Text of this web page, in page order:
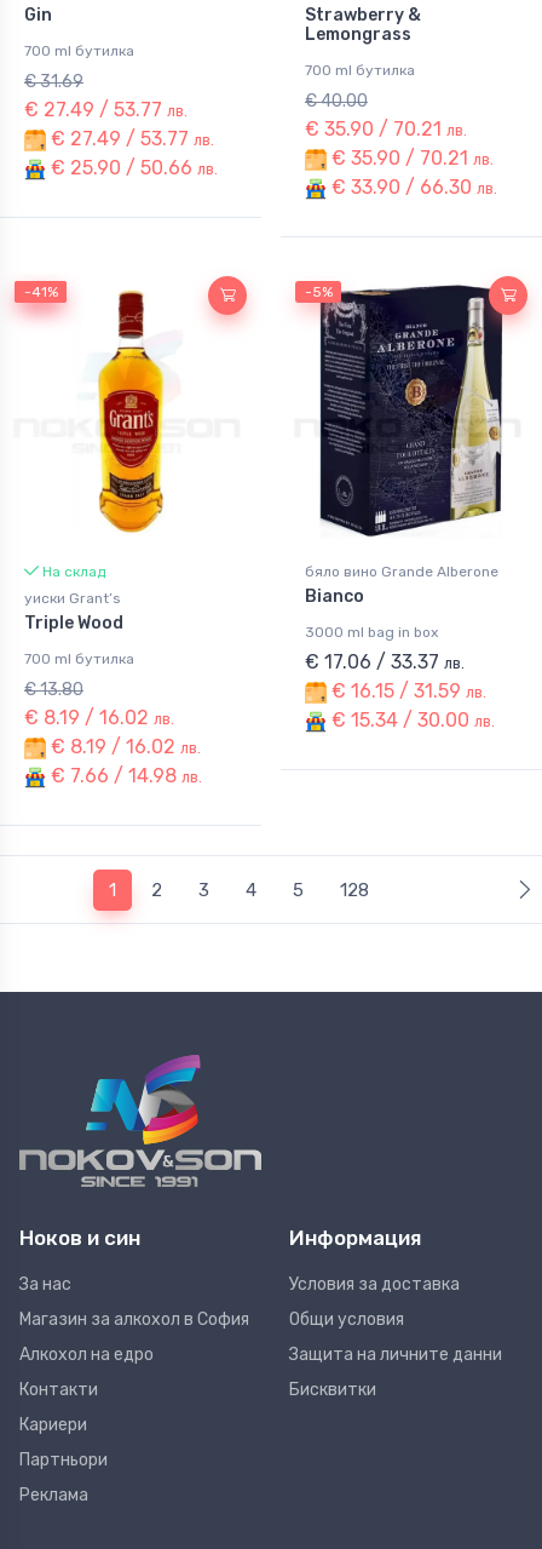
Gin
700 ml бутилка
€ 31.69
€ 27.49 / 53.77 лв.
€ 27.49 / 53.77 лв.
€ 25.90 / 50.66 лв.
Strawberry &
Lemongrass
700 ml бутилка
€ 40.00
€ 35.90 / 70.21 лв.
€ 35.90 / 70.21 лв.
€ 33.90 / 66.30 лв.
-41%
-41%
На склад
уиски Grant’s
Triple Wood
700 ml бутилка
€ 13.80
€ 8.19 / 16.02 лв.
€ 8.19 / 16.02 лв.
€ 7.66 / 14.98 лв.
-5%
бяло вино Grande Alberone
Bianco
3000 ml bag in box
€ 17.06 / 33.37 лв.
€ 16.15 / 31.59 лв.
€ 15.34 / 30.00 лв.
1(current)
2 3 4 5 128
Ноков и син
За нас
Магазин за алкохол в София
Алкохол на едро
Контакти
Кариери
Партньори
Реклама
Информация
Условия за доставка
Общи условия
Защита на личните данни
Бисквитки